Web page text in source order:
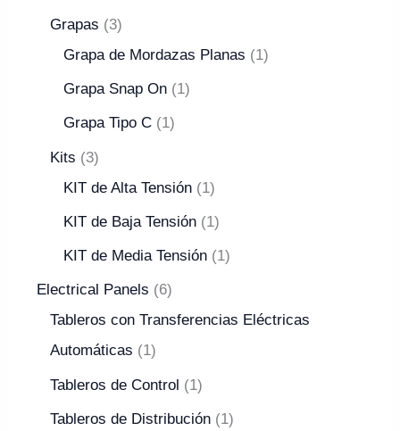
Grapas
3
Grapa de Mordazas Planas
1
Grapa Snap On 1
Grapa Tipo C 1
Kits
3
KIT de Alta Tensión
1
KIT de Baja Tensión 1
KIT de Media Tensión 1
Electrical Panels
6
Tableros con Transferencias Eléctricas
Automáticas
1
Tableros de Control 1
Tableros de Distribución 1